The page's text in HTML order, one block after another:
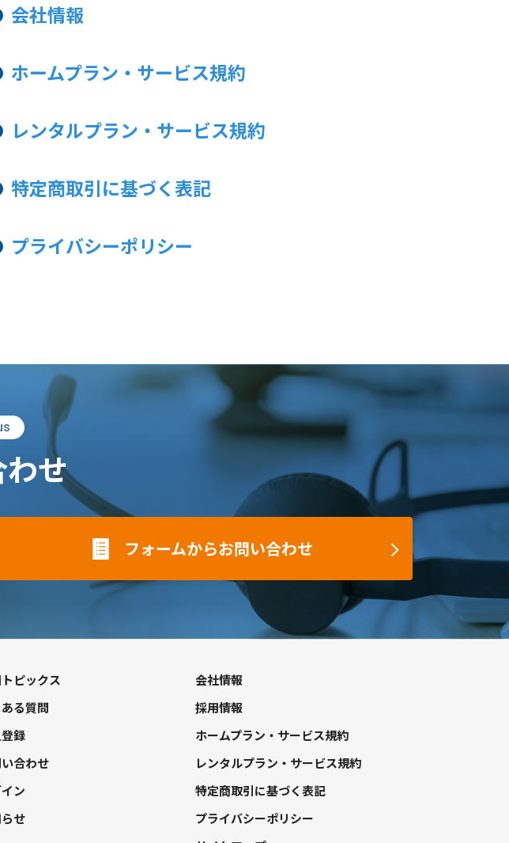
会社情報
ホームプラン・サービス規約
レンタルプラン・サービス規約
特定商取引に基づく表記
プライバシーポリシー
せ
フォームからお問い合わせ
ピックス
る質問
録
合わせ
ン
せ
会社情報
採用情報
ホームプラン・サービス規約
レンタルプラン・サービス規約
特定商取引に基づく表記
プライバシーポリシー